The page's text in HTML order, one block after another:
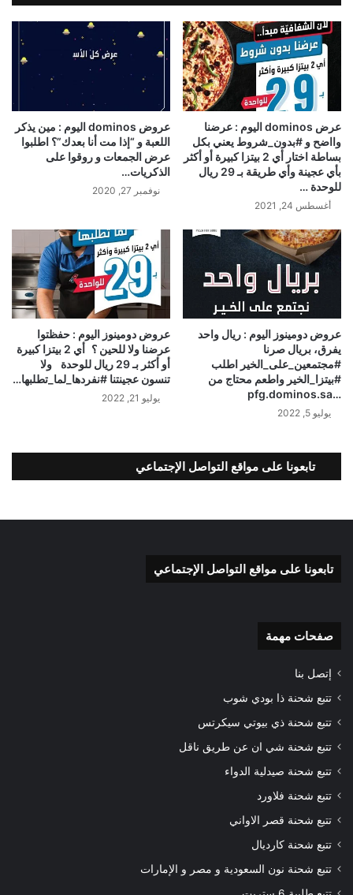
عرض dominos اليوم : عرضنا
وااضح و #بدون_شروط‬⁩ يعني بكل
بساطة اختار أي 2 بيتزا كبيرة أو أكثر
بأي عجينة وأي طريقة ‏بـ 29 ريال
للوحدة …
أغسطس 24, 2021
عروض dominos اليوم : مين يذكر
اللعبة و “إذا مت أنا بعدك”؟ اطلبوا
عرض الجمعات و روقوا على
الذكريات…
نوفمبر 27, 2020
عروض دومينوز اليوم : ريال واحد
يفرق، بريال صرنا
#مجتمعين_على_الخير اطلب
⁧#بيتزا_الخير⁩ واطعم محتاج من
يوليو 5, 2022
عروض دومينوز اليوم : حفظتوا
عرضنا ولا للحين ؟ أي 2 بيتزا كبيرة
أو أكثر بـ 29 ريال للوحدة ولا
تنسون عجينتنا ‫#نفردها_لما_تطلبها‬…
يوليو 21, 2022
تابعونا على مواقع التواصل الإجتماعي
تابعونا على مواقع التواصل الإجتماعي
صفحات مهمة
إتصل بنا
تتبع شحنة ذا بودي شوب
تتبع شحنة ذي بيوتي سيكرتس
تتبع شحنة شي ان عن طريق ناقل
تتبع شحنة صيدلية الدواء
تتبع شحنة فلاورد
تتبع شحنة قصر الاواني
تتبع شحنة كارديال
تتبع شحنة نون السعودية و مصر و الإمارات